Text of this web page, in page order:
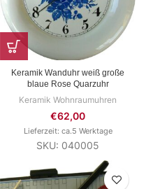
Keramik Wanduhr weiß große
blaue Rose Quarzuhr
Keramik Wohnraumuhren
€62,00
Lieferzeit: ca.5 Werktage
SKU: 040005